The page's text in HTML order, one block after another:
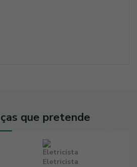
que pretende
Eletricista